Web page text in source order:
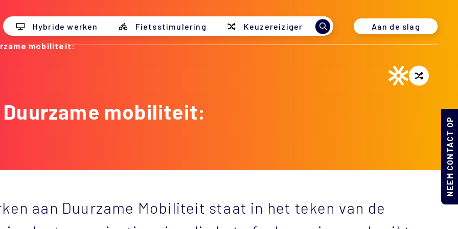
Hybride werken Fietsstimulering Keuzereiziger Aan de slag
mobiliteit:
mobiliteit:
NEEM CONTACT OP
aan Duurzame Mobiliteit staat in het teken van de